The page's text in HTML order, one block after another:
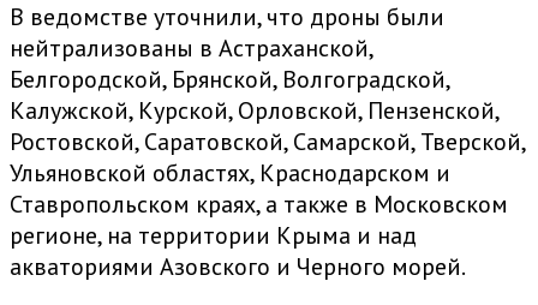
В ведомстве уточнили, что дроны были
нейтрализованы в Астраханской,
Белгородской, Брянской, Волгоградской,
Калужской, Курской, Орловской, Пензенской,
Ростовской, Саратовской, Самарской, Тверской,
Ульяновской областях, Краснодарском и
Ставропольском краях, а также в Московском
регионе, на территории Крыма и над
акваториями Азовского и Черного морей.